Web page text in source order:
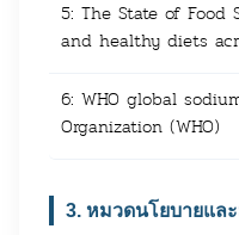
5: The State of
and healthy diets
6: WHO global
Organization (WHO)
3. หมวดนโยบายแล